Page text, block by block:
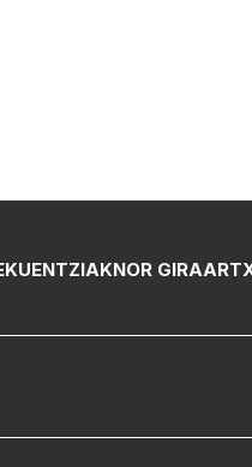
NOR GIRA